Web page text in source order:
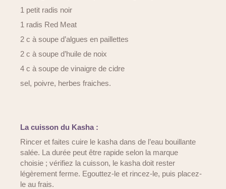
1 petit radis noir
1 radis Red Meat
2 c à soupe d’algues en paillettes
2 c à soupe d’huile de noix
4 c à soupe de vinaigre de cidre
sel, poivre, herbes fraiches.
La cuisson du Kasha :
Rincer et faites cuire le kasha dans de l’eau bouillante
salée. La durée peut être rapide selon la marque
choisie ; vérifiez la cuisson, le kasha doit rester
légèrement ferme. Egouttez-le et rincez-le, puis placez-
le au frais.